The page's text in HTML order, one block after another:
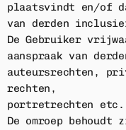
plaatsvindt en/of
van derden
De Gebruiker
aanspraak van
auteursrechten,
rechten,
portretrechten
De omroep